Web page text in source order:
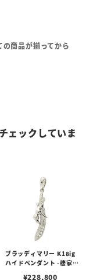
商品が揃ってから
ェックしていま
ブラッディマリー K18ig
ハイドペンダント -棲家-
¥228,800